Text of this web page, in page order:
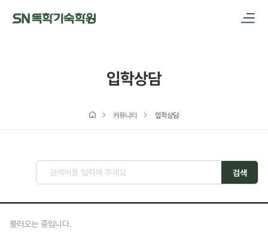
입학상담
커뮤니티 입학상담
검색
불러오는 중입니다.